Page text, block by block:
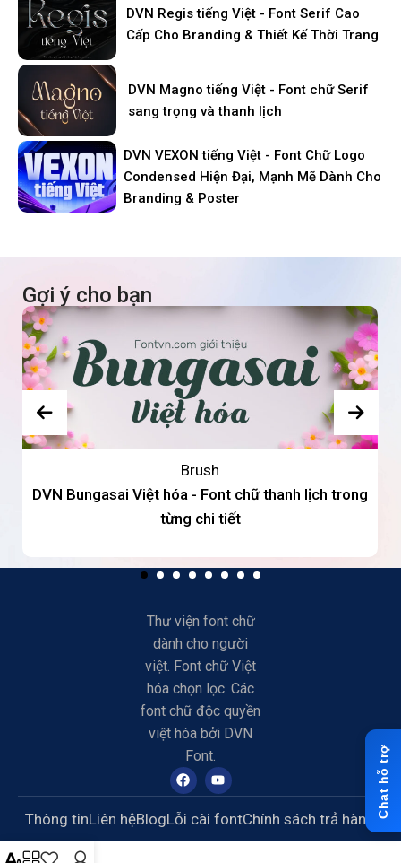
DVN Regis tiếng Việt - Font Serif Cao
Cấp Cho Branding & Thiết Kế Thời Trang
DVN Magno tiếng Việt - Font chữ Serif
sang trọng và thanh lịch
DVN VEXON tiếng Việt - Font Chữ Logo
Condensed Hiện Đại, Mạnh Mẽ Dành Cho
Branding & Poster
Gợi ý cho bạn
Brush
DVN Bungasai Việt hóa - Font chữ thanh lịch trong
từng chi tiết
Thư viện font chữ
dành cho người
việt. Font chữ Việt
hóa chọn lọc. Các
font chữ độc quyền
việt hóa bởi DVN
Font.
Thông tinLiên hệBlogLỗi cài fontChính sách trả hàng